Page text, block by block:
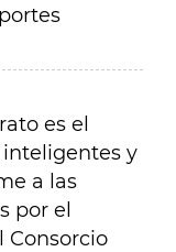
es el
inteligentes y
a las
por el
Consorcio